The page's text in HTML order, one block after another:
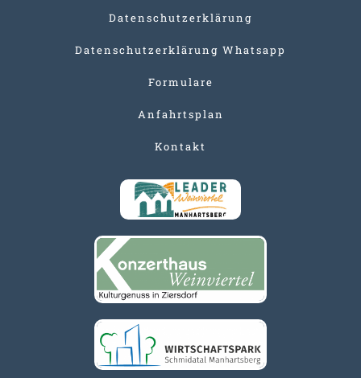
Datenschutzerklärung
Datenschutzerklärung Whatsapp
Formulare
Anfahrtsplan
Kontakt